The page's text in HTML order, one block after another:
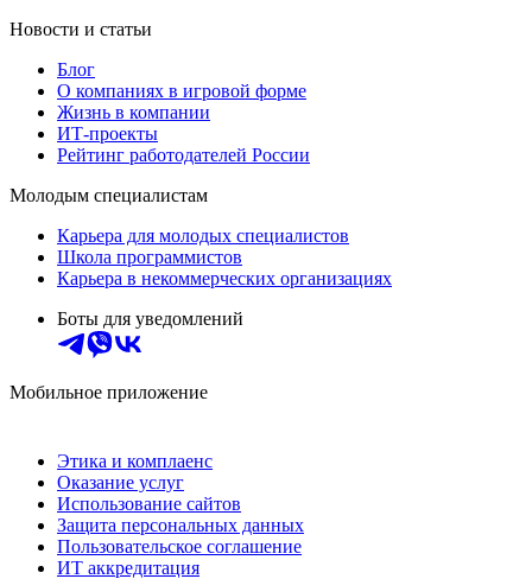
Новости и статьи
Блог
О компаниях в игровой форме
Жизнь в компании
ИТ-проекты
Рейтинг работодателей России
Молодым специалистам
Карьера для молодых специалистов
Школа программистов
Карьера в некоммерческих организациях
Боты для уведомлений
Мобильное приложение
Этика и комплаенс
Оказание услуг
Использование сайтов
Защита персональных данных
Пользовательское соглашение
ИТ аккредитация